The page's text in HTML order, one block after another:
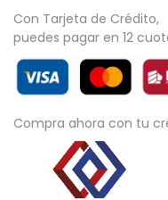
Con Tarjeta de Crédito,
puedes pagar en 12
Compra ahora con tu